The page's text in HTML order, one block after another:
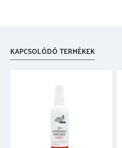
KAPCSOLÓDÓ TERMÉKEK